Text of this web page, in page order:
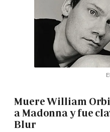
Muere William
a Madonna y fue
Blur